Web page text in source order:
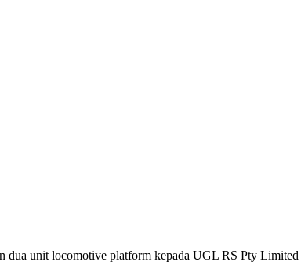
unit locomotive platform kepada UGL RS Pty